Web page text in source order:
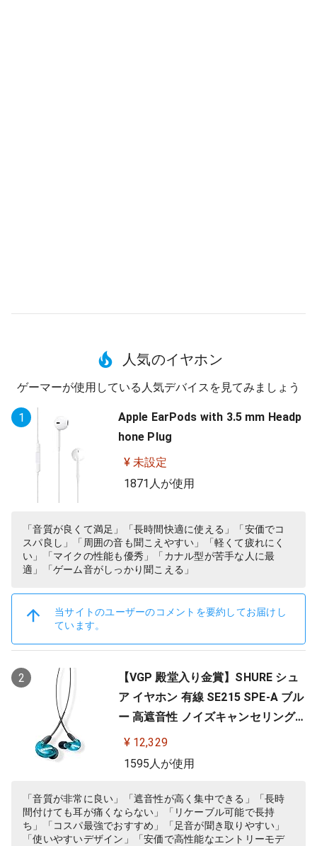
人気のイヤホン
ゲーマーが使用している人気デバイスを見てみましょう
1
Apple EarPods with 3.5 mm Headp
hone Plug
¥ 未設定
1871人が使用
「音質が良くて満足」「長時間快適に使える」「安価でコ
スパ良し」「周囲の音も聞こえやすい」「軽くて疲れにく
い」「マイクの性能も優秀」「カナル型が苦手な人に最
適」「ゲーム音がしっかり聞こえる」
当サイトのユーザーのコメントを要約してお届けし
ています。
2
【VGP 殿堂入り金賞】SHURE シュ
ア イヤホン 有線 SE215 SPE-A ブル
ー 高遮音性 ノイズキャンセリング
ゲーム ゲーミング スペシャルエデ
ィション カナル型 ワイヤレス変換
様 低音強化 配信 音楽 オーディオリ
スニング レコーディング 録音…
¥ 12,329
1595人が使用
「音質が非常に良い」「遮音性が高く集中できる」「長時
間付けても耳が痛くならない」「リケーブル可能で長持
ち」「コスパ最強でおすすめ」「足音が聞き取りやすい」
「使いやすいデザイン」「安価で高性能なエントリーモデ